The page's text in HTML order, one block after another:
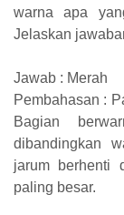
warna apa
Jelaskan
Jawab : Merah
Pembahasan :
Bagian
dibandingkan
jarum berhenti
paling besar.